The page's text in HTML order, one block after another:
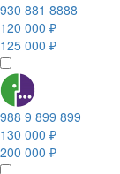
930 881 8888
120 000 ₽
125 000 ₽
988 9 899 899
130 000 ₽
200 000 ₽